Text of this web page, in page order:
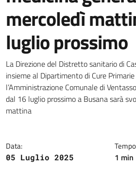
mercoledì
luglio prossimo
Dettagli della
La Direzione del Distretto sanitario di
insieme al Dipartimento di Cure
l’Amministrazione Comunale di
dal 16 luglio prossimo a Busana sarà
mattina
Data:
05 Luglio 2025 1 min